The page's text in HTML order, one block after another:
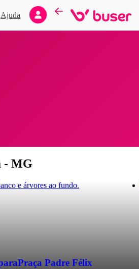
Ajuda
- MG
Praça Padre Félix